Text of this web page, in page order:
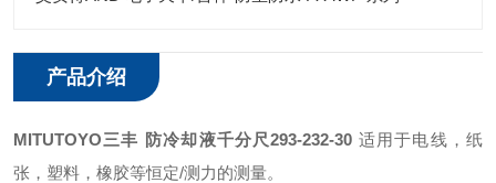
产品介绍
MITUTOYO三丰 防冷却液千分尺293-232-30 适用于电线，纸
张，塑料，橡胶等恒定/测力的测量。